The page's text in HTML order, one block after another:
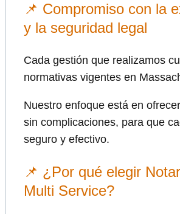
📌 Compromiso con la
y la seguridad legal
Cada gestión que realizamos
normativas vigentes en
Nuestro enfoque está en
sin complicaciones, para que
seguro y efectivo.
📌 ¿Por qué elegir
Multi Service?